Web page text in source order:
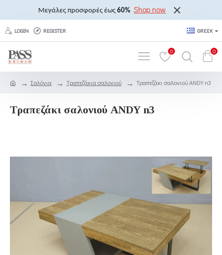
Μεγάλες προσφορές έως 60% Shop now
LOGIN REGISTER GREEK
0 0
Σαλόνια Τραπεζάκια σαλονιού Τραπεζάκι σαλονιού ANDY n3
Τραπεζάκι σαλονιού ANDY n3